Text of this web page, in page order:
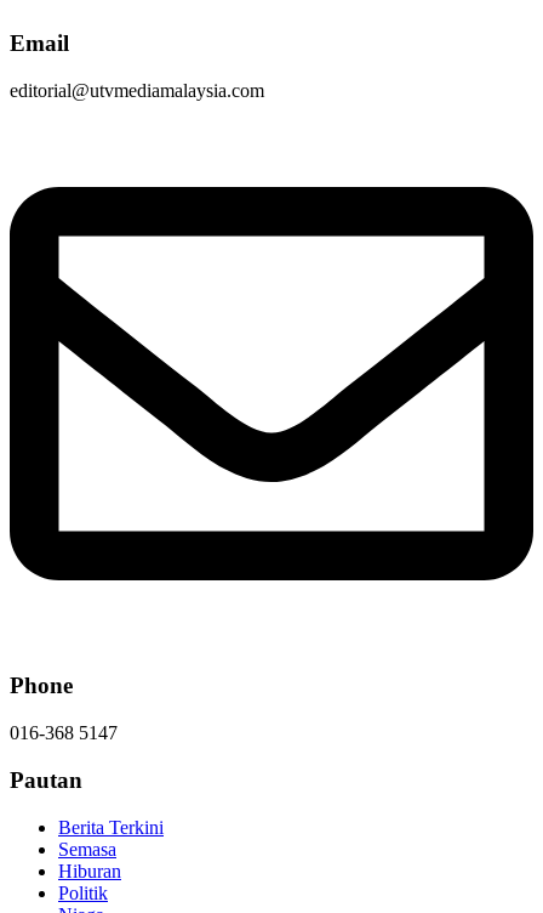
Email
editorial@utvmediamalaysia.com
Phone
016-368 5147
Pautan
Berita Terkini
Semasa
Hiburan
Politik